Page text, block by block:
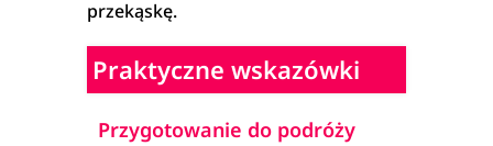
przekąskę.
Praktyczne wskazówki
Przygotowanie do podróży